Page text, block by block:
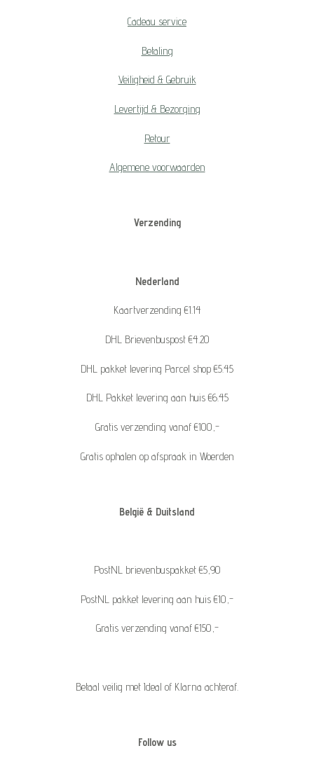
Cadeau service
Betaling
Veiligheid & Gebruik
Levertijd & Bezorging
Retour
Algemene voorwaarden
Verzending
Nederland
Kaartverzending €1.14
DHL Brievenbuspost €4.20
DHL pakket levering Parcel shop €5.45
DHL Pakket levering aan huis €6.45
Gratis verzending vanaf €100,-
Gratis ophalen op afspraak in Woerden
België & Duitsland
PostNL brievenbuspakket €5,90
PostNL pakket levering aan huis €10,-
Gratis verzending vanaf €150,-
Betaal veilig met Ideal of Klarna achteraf.
Follow us